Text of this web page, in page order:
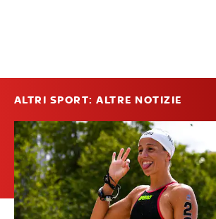
ALTRI SPORT: ALTRE NOTIZIE